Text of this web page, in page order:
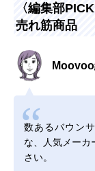
〈編集部
売れ筋商品
数あるバウン
な、人気メーカ
さい。